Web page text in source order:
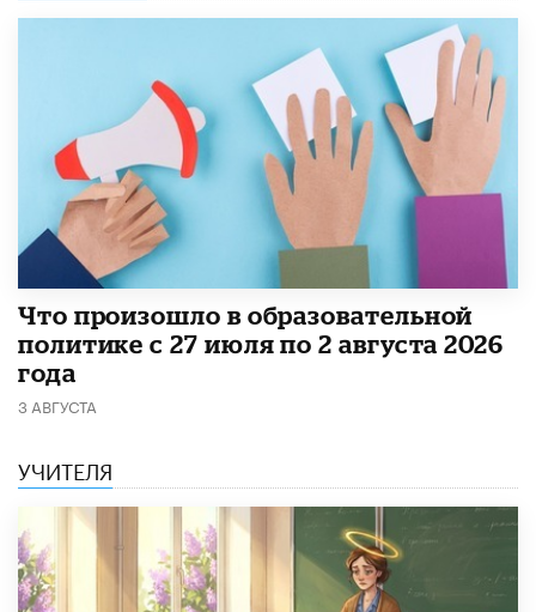
​Что произошло в образовательной
политике с 27 июля по 2 августа 2026
года
3 АВГУСТА
УЧИТЕЛЯ